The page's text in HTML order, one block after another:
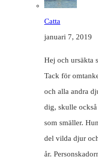
Catta
januari 7, 2019
Hej och ursäkta
Tack för
och alla andra
dig, skulle
som smäller.
del vilda djur
år.